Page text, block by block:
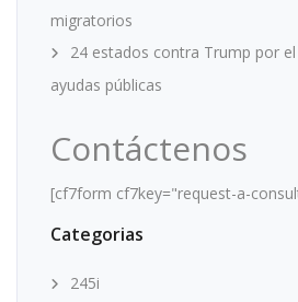
migratorios
24 estados contra Trump por
ayudas públicas
Contáctenos
[cf7form cf7key="request-a-
Categorias
245i